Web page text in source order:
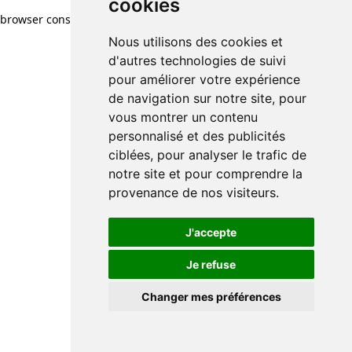
cookies
Nous utilisons des cookies et
d'autres technologies de suivi
pour améliorer votre expérience
de navigation sur notre site, pour
vous montrer un contenu
personnalisé et des publicités
ciblées, pour analyser le trafic de
notre site et pour comprendre la
provenance de nos visiteurs.
J'accepte
Je refuse
Changer mes préférences
browser console for more information)